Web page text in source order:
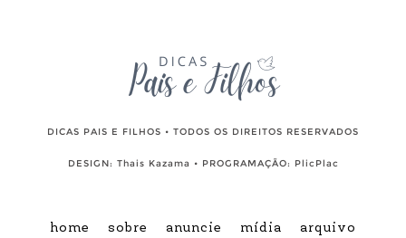
DICAS PAIS E FILHOS • TODOS OS DIREITOS RESERVADOS
DESIGN: Thais Kazama • PROGRAMAÇÃO: PlicPlac
home sobre anuncie mídia arquivo